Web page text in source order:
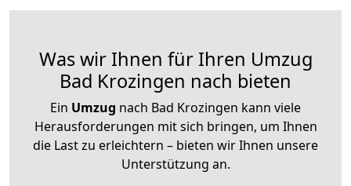
Was wir Ihnen für Ihren Umzug
Bad Krozingen nach bieten
Ein Umzug nach Bad Krozingen kann viele
Herausforderungen mit sich bringen, um Ihnen
die Last zu erleichtern – bieten wir Ihnen unsere
Unterstützung an.